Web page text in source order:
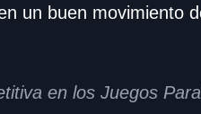
un buen movimiento
en los Juegos